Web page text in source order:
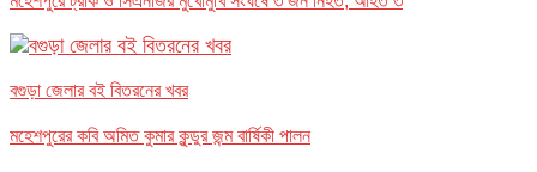
বগুড়া জেলার বই বিতরনের খবর
মহেশপুরের কবি অমিত কুমার কুন্ডুর জন্ম বার্ষিকী পালন